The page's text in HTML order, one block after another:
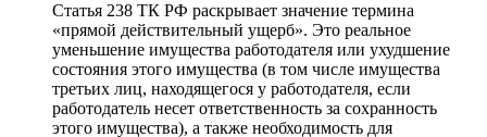
Статья 238 ТК РФ раскрывает значение термина
«прямой действительный ущерб». Это реальное
уменьшение имущества работодателя или ухудшение
состояния этого имущества (в том числе имущества
третьих лиц, находящегося у работодателя, если
работодатель несет ответственность за сохранность
этого имущества), а также необходимость для